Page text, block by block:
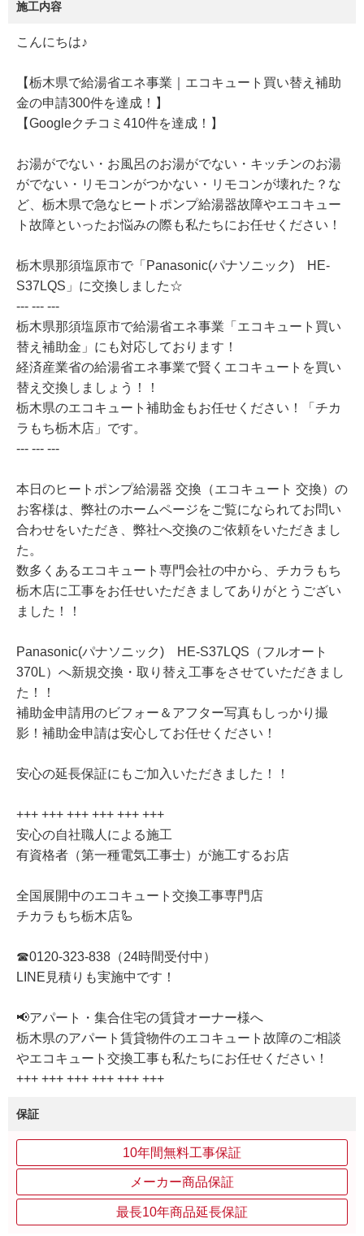
施工内容
こんにちは♪
【栃木県で給湯省エネ事業｜エコキュート買い替え補助
金の申請300件を達成！】
【Googleクチコミ410件を達成！】
お湯がでない・お風呂のお湯がでない・キッチンのお湯
がでない・リモコンがつかない・リモコンが壊れた？な
ど、栃木県で急なヒートポンプ給湯器故障やエコキュー
ト故障といったお悩みの際も私たちにお任せください！
栃木県那須塩原市で「Panasonic(パナソニック) HE-
S37LQS」に交換しました☆
--- --- ---
栃木県那須塩原市で給湯省エネ事業「エコキュート買い
替え補助金」にも対応しております！
経済産業省の給湯省エネ事業で賢くエコキュートを買い
替え交換しましょう！！
栃木県のエコキュート補助金もお任せください！「チカ
ラもち栃木店」です。
--- --- ---
本日のヒートポンプ給湯器 交換（エコキュート 交換）の
お客様は、弊社のホームページをご覧になられてお問い
合わせをいただき、弊社へ交換のご依頼をいただきまし
た。
数多くあるエコキュート専門会社の中から、チカラもち
栃木店に工事をお任せいただきましてありがとうござい
ました！！
Panasonic(パナソニック) HE-S37LQS（フルオート
370L）へ新規交換・取り替え工事をさせていただきまし
た！！
補助金申請用のビフォー＆アフター写真もしっかり撮
影！補助金申請は安心してお任せください！
安心の延長保証にもご加入いただきました！！
+++ +++ +++ +++ +++ +++
安心の自社職人による施工
有資格者（第一種電気工事士）が施工するお店
全国展開中のエコキュート交換工事専門店
チカラもち栃木店🦾
☎0120-323-838（24時間受付中）
LINE見積りも実施中です！
📢アパート・集合住宅の賃貸オーナー様へ
栃木県のアパート賃貸物件のエコキュート故障のご相談
やエコキュート交換工事も私たちにお任せください！
+++ +++ +++ +++ +++ +++
保証
10年間無料工事保証
メーカー商品保証
最長10年商品延長保証